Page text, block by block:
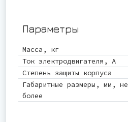
Параметры
Масса, кг
Ток электродвигателя, А
Степень защиты корпуса
Габаритные размеры, мм, не
более